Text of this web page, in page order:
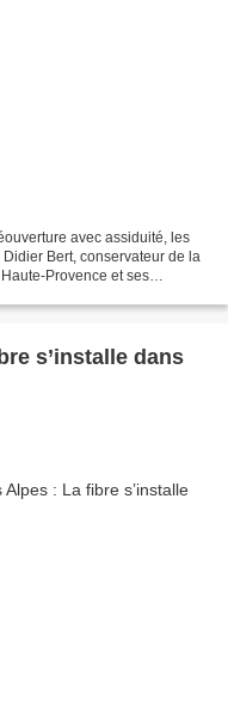
avec assiduité, les
Bert, conservateur de la
Provence et ses
s’installe dans